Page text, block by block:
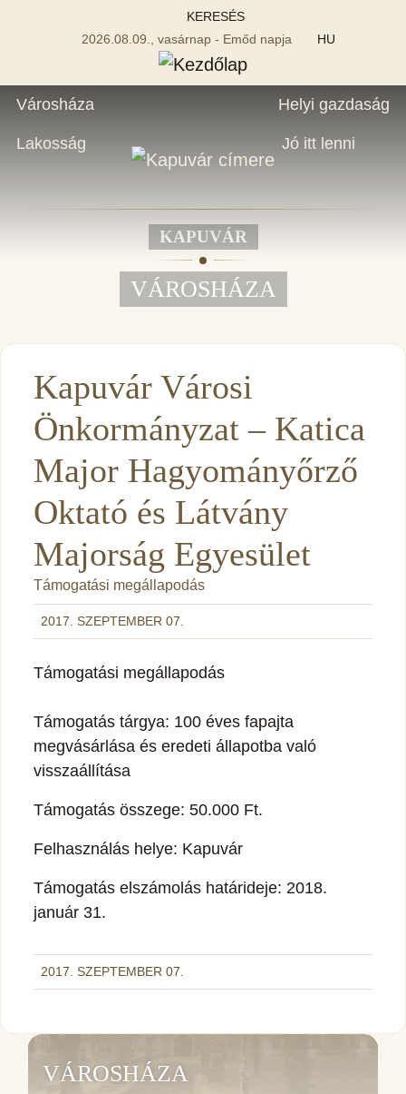
KERESÉS
2026.08.09., vasárnap - Emőd napja
HU
Városháza
Lakosság
Helyi gazdaság
Jó itt lenni
KAPUVÁR
VÁROSHÁZA
Kapuvár Városi
Önkormányzat – Katica
Major Hagyományőrző
Oktató és Látvány
Majorság Egyesület
Támogatási megállapodás
2017. SZEPTEMBER 07.
Támogatási megállapodás
Támogatás tárgya: 100 éves fapajta
megvásárlása és eredeti állapotba való
visszaállítása
Támogatás összege: 50.000 Ft.
Felhasználás helye: Kapuvár
Támogatás elszámolás határideje: 2018.
január 31.
2017. SZEPTEMBER 07.
VÁROSHÁZA